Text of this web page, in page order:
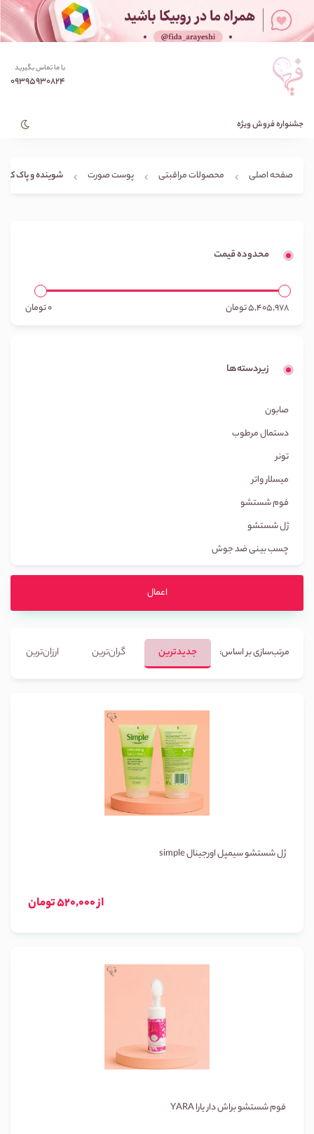
با ما تماس بگیرید
09395930824
جشنواره فروش ویژه
صفحه اصلی محصولات مراقبتی پوست صورت شوینده و پاک
محدوده قیمت
5,405,978تومان 0تومان
زیردسته‌ها
صابون
دستمال مرطوب
تونر
میسلار واتر
فوم شستشو
ژل شستشو
چسب بینی ضد جوش
اعمال
مرتب‌سازی بر اساس: جدیدترین گران‌ترین ارزان‌ترین
ژل شستشو سیمپل اورجینال simple
از 520,000 تومان
فوم شستشو براش دار یارا YARA